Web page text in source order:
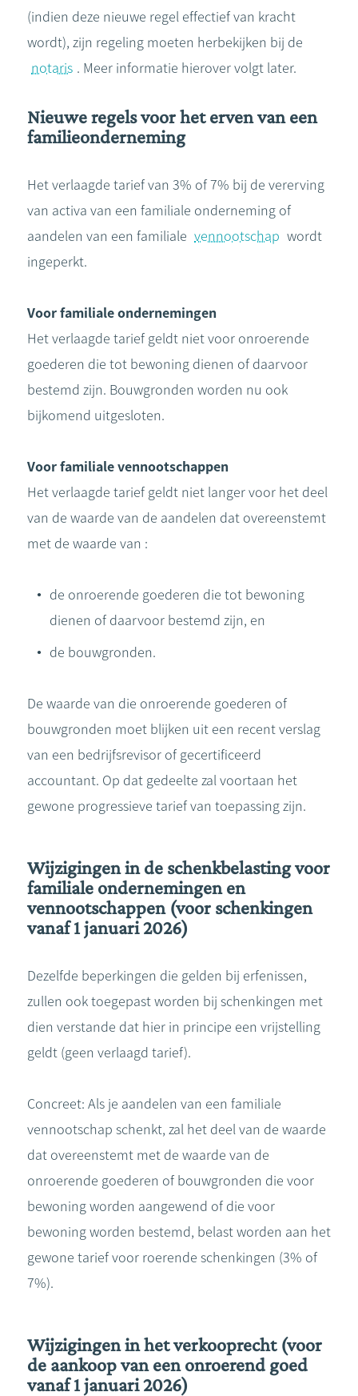
(indien deze nieuwe regel effectief van kracht
wordt), zijn regeling moeten herbekijken bij de
notaris . Meer informatie hierover volgt later.
Nieuwe regels voor het erven van een
familieonderneming
Het verlaagde tarief van 3% of 7% bij de vererving
van activa van een familiale onderneming of
aandelen van een familiale vennootschap wordt
ingeperkt.
Voor familiale ondernemingen
Het verlaagde tarief geldt niet voor onroerende
goederen die tot bewoning dienen of daarvoor
bestemd zijn. Bouwgronden worden nu ook
bijkomend uitgesloten.
Voor familiale vennootschappen
Het verlaagde tarief geldt niet langer voor het deel
van de waarde van de aandelen dat overeenstemt
met de waarde van :
de onroerende goederen die tot bewoning
dienen of daarvoor bestemd zijn, en
de bouwgronden.
De waarde van die onroerende goederen of
bouwgronden moet blijken uit een recent verslag
van een bedrijfsrevisor of gecertificeerd
accountant. Op dat gedeelte zal voortaan het
gewone progressieve tarief van toepassing zijn.
Wijzigingen in de schenkbelasting voor
familiale ondernemingen en
vennootschappen (voor schenkingen
vanaf 1 januari 2026)
Dezelfde beperkingen die gelden bij erfenissen,
zullen ook toegepast worden bij schenkingen met
dien verstande dat hier in principe een vrijstelling
geldt (geen verlaagd tarief).
Concreet: Als je aandelen van een familiale
vennootschap schenkt, zal het deel van de waarde
dat overeenstemt met de waarde van de
onroerende goederen of bouwgronden die voor
bewoning worden aangewend of die voor
bewoning worden bestemd, belast worden aan het
gewone tarief voor roerende schenkingen (3% of
7%).
Wijzigingen in het verkooprecht (voor
de aankoop van een onroerend goed
vanaf 1 januari 2026)